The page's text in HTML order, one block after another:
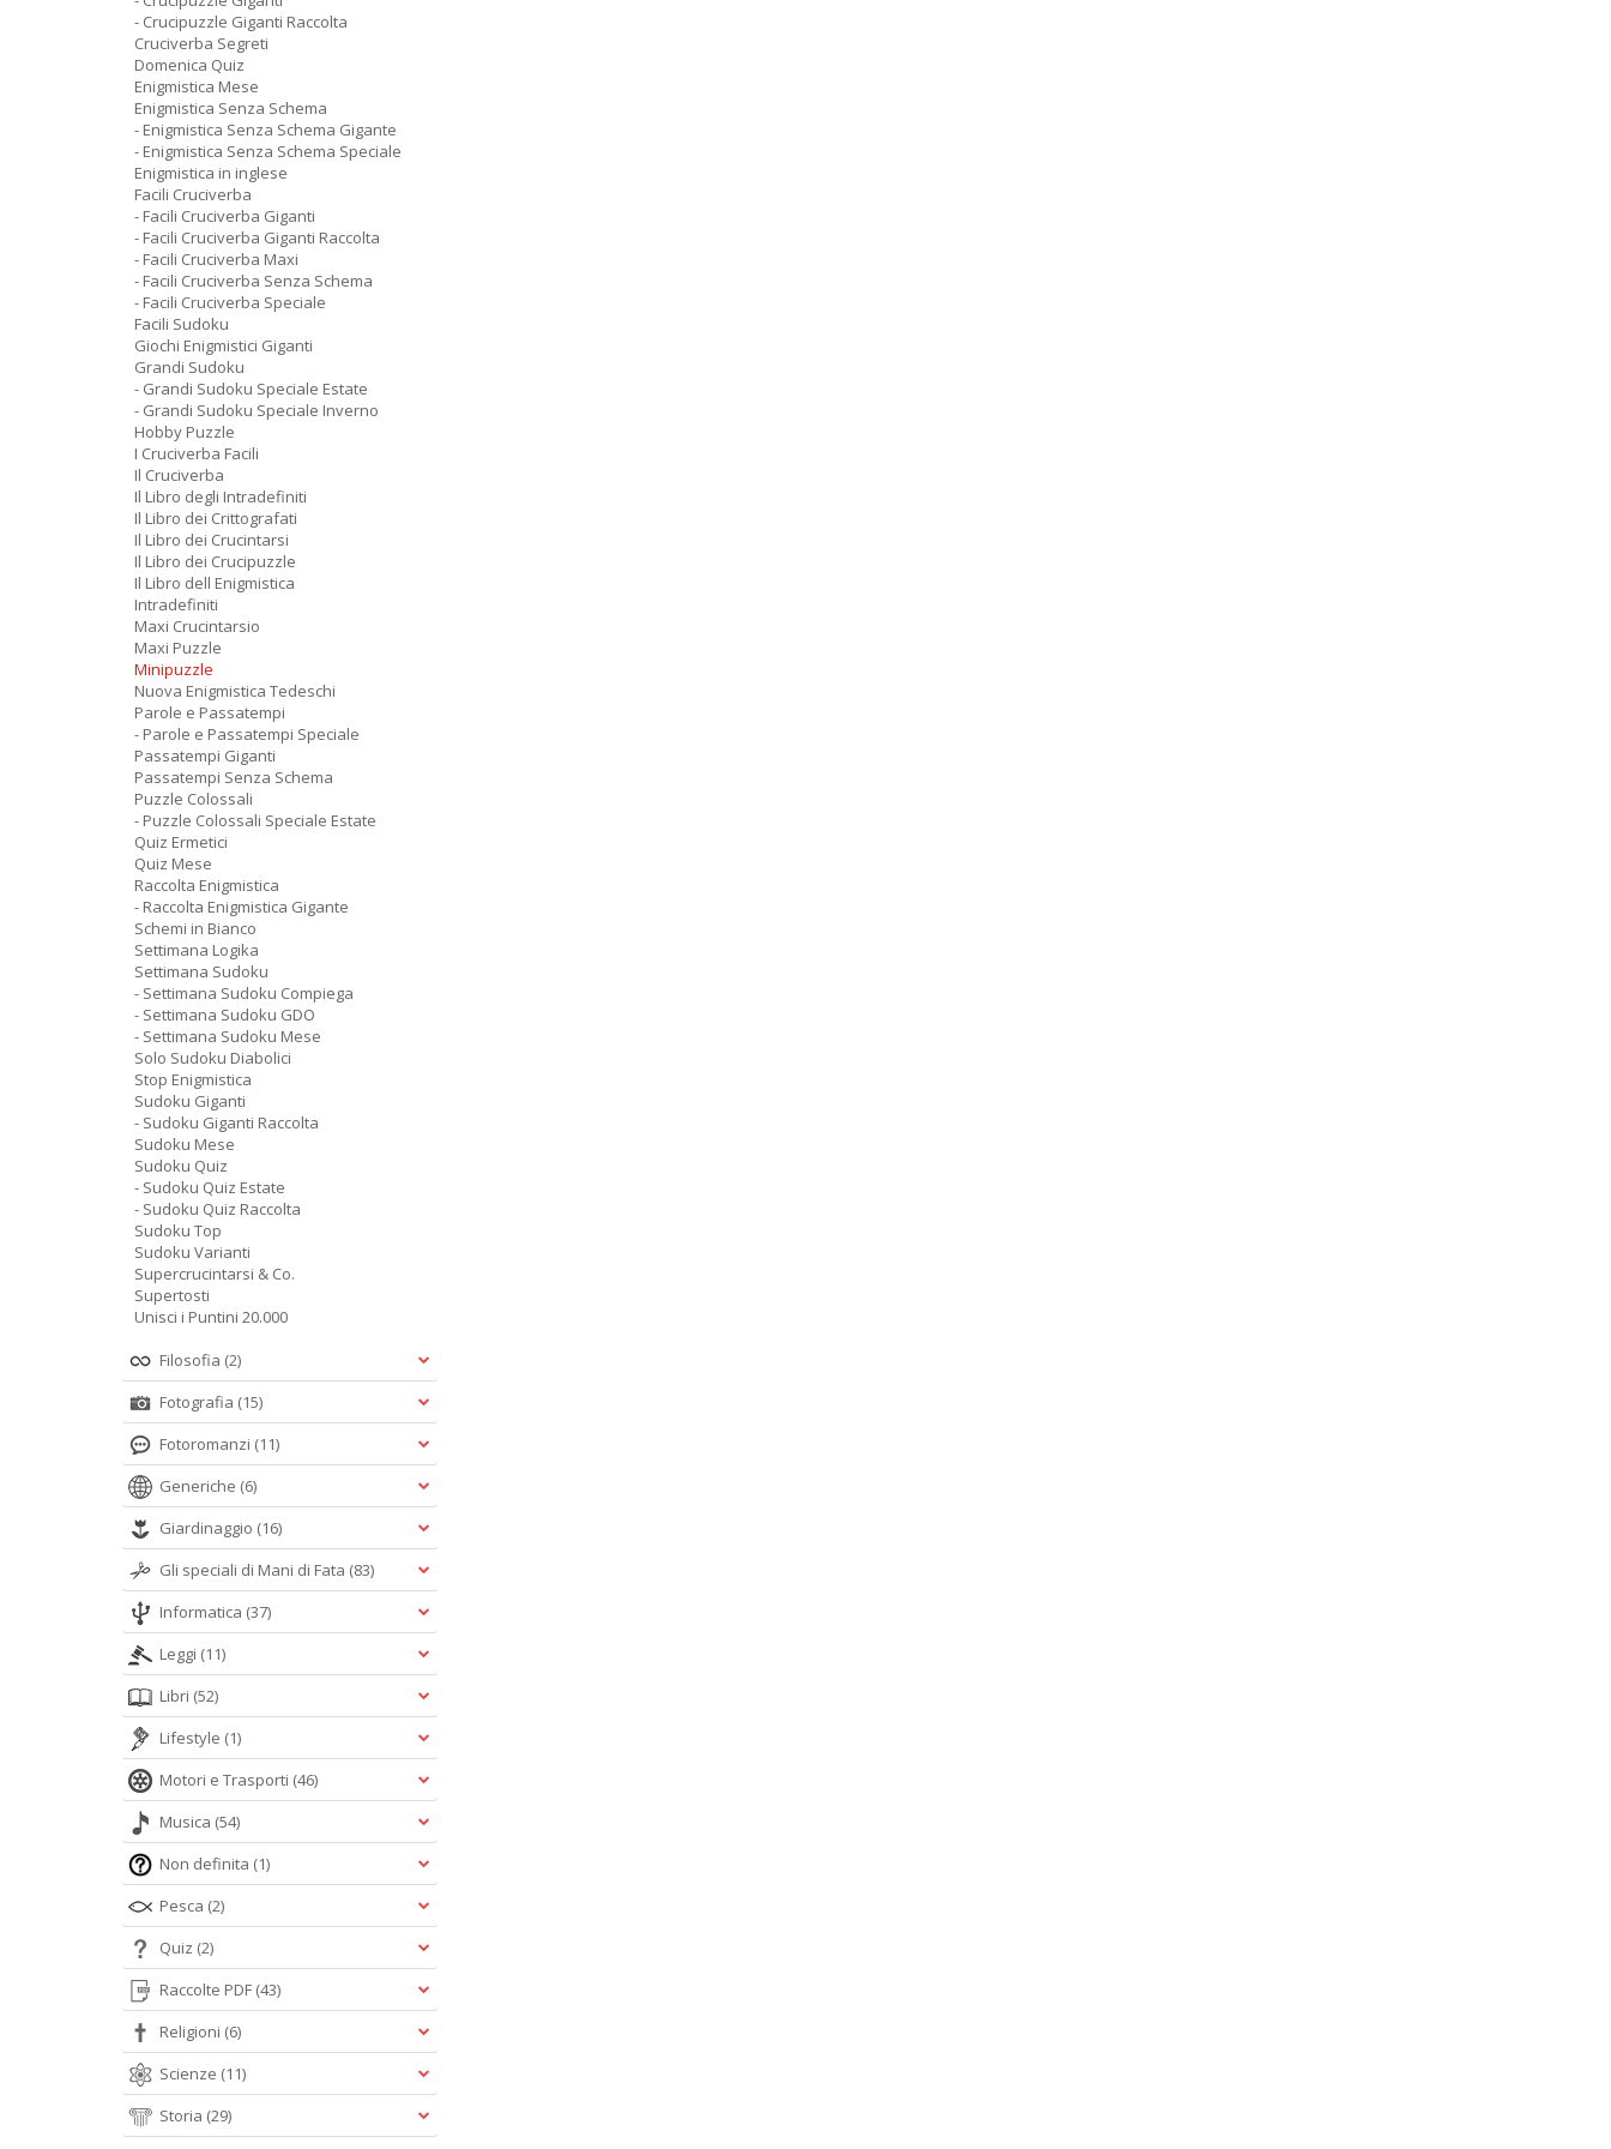
- Crucipuzzle Giganti Raccolta
Cruciverba Segreti
Domenica Quiz
Enigmistica Mese
Enigmistica Senza Schema
- Enigmistica Senza Schema Gigante
- Enigmistica Senza Schema Speciale
Enigmistica in inglese
Facili Cruciverba
- Facili Cruciverba Giganti
- Facili Cruciverba Giganti Raccolta
- Facili Cruciverba Maxi
- Facili Cruciverba Senza Schema
- Facili Cruciverba Speciale
Facili Sudoku
Giochi Enigmistici Giganti
Grandi Sudoku
- Grandi Sudoku Speciale Estate
- Grandi Sudoku Speciale Inverno
Hobby Puzzle
I Cruciverba Facili
Il Cruciverba
Il Libro degli Intradefiniti
Il Libro dei Crittografati
Il Libro dei Crucintarsi
Il Libro dei Crucipuzzle
Il Libro dell Enigmistica
Intradefiniti
Maxi Crucintarsio
Maxi Puzzle
Minipuzzle
Nuova Enigmistica Tedeschi
Parole e Passatempi
- Parole e Passatempi Speciale
Passatempi Giganti
Passatempi Senza Schema
Puzzle Colossali
- Puzzle Colossali Speciale Estate
Quiz Ermetici
Quiz Mese
Raccolta Enigmistica
- Raccolta Enigmistica Gigante
Schemi in Bianco
Settimana Logika
Settimana Sudoku
- Settimana Sudoku Compiega
- Settimana Sudoku GDO
- Settimana Sudoku Mese
Solo Sudoku Diabolici
Stop Enigmistica
Sudoku Giganti
- Sudoku Giganti Raccolta
Sudoku Mese
Sudoku Quiz
- Sudoku Quiz Estate
- Sudoku Quiz Raccolta
Sudoku Top
Sudoku Varianti
Supercrucintarsi & Co.
Supertosti
Unisci i Puntini 20.000
Filosofia (2)
Fotografia (15)
Fotoromanzi (11)
Generiche (6)
Giardinaggio (16)
Gli speciali di Mani di Fata (83)
Informatica (37)
Leggi (11)
Libri (52)
Lifestyle (1)
Motori e Trasporti (46)
Musica (54)
Non definita (1)
Pesca (2)
Quiz (2)
Raccolte PDF (43)
Religioni (6)
Scienze (11)
Storia (29)